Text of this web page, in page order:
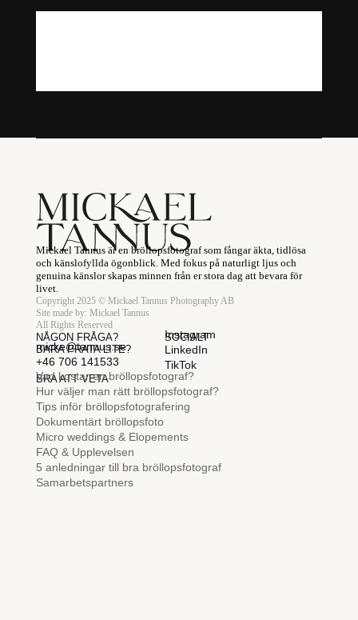
Mickael Tannus är en bröllopsfotograf som fångar äkta, tidlösa
och känslofyllda ögonblick. Med fokus på naturligt ljus och
genuina känslor skapas minnen från er stora dag att bevara för
livet.
Copyright 2025 © Mickael Tannus Photography AB
Site made by: Mickael Tannus
All Rights Reserved
NÅGON FRÅGA?
BARA PRATA LITE?
micke@tannus.se
+46 706 141533
SOCIALT
Instagram
LinkedIn
TikTok
BRA ATT VETA
Vad kostar en bröllopsfotograf?
Hur väljer man rätt bröllopsfotograf?
Tips inför bröllopsfotografering
Dokumentärt bröllopsfoto
Micro weddings & Elopements
FAQ & Upplevelsen
5 anledningar till bra bröllopsfotograf
Samarbetspartners